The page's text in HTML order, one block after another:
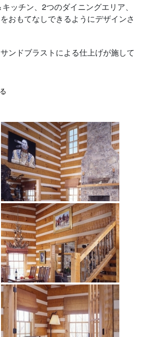
ッチン、2つのダイニングエリア、
おもてなしできるようにデザインさ
ンドブラストによる仕上げが施して